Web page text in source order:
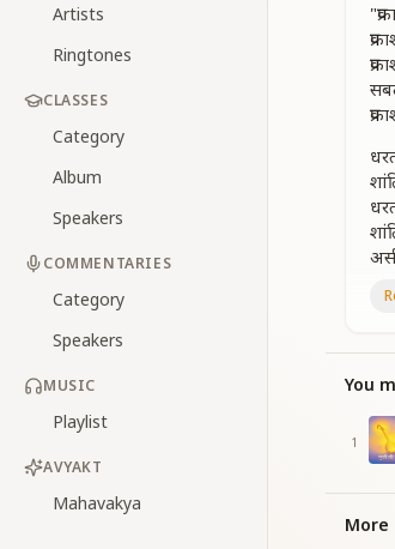
Artists
Ringtones
CLASSES
Category
Album
Speakers
COMMENTARIES
Category
Speakers
MUSIC
Playlist
AVYAKT
Mahavakya
You
1
More